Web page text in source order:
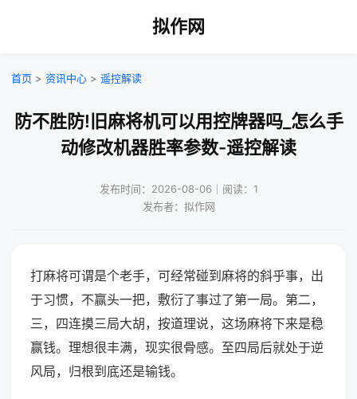
拟作网
首页 > 资讯中心 > 遥控解读
防不胜防!旧麻将机可以用控牌器吗_怎么手
动修改机器胜率参数-遥控解读
发布时间：2026-08-06｜阅读：1
发布者：拟作网
打麻将可谓是个老手，可经常碰到麻将的斜乎事，出
于习惯，不赢头一把，敷衍了事过了第一局。第二，
三，四连摸三局大胡，按道理说，这场麻将下来是稳
赢钱。理想很丰满，现实很骨感。至四局后就处于逆
风局，归根到底还是输钱。